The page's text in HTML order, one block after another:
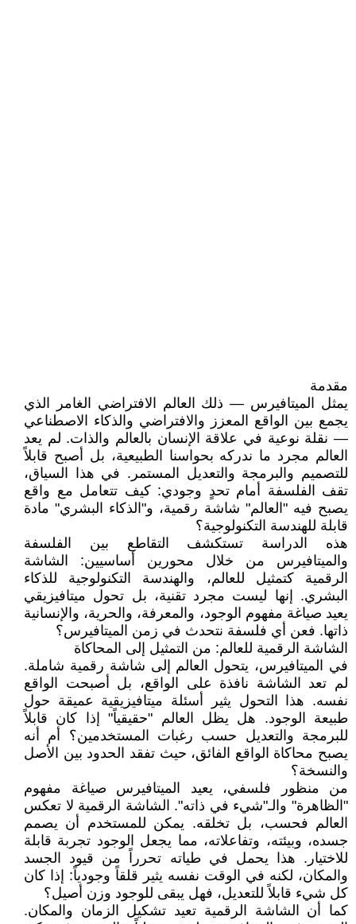
مقدمة
يمثل الميتافيرس — ذلك العالم الافتراضي الغامر الذي
يجمع بين الواقع المعزز والافتراضي والذكاء الاصطناعي
— نقلة نوعية في علاقة الإنسان بالعالم والذات. لم يعد
العالم مجرد ما ندركه بحواسنا الطبيعية، بل أصبح قابلاً
للتصميم والبرمجة والتعديل المستمر. في هذا السياق،
تقف الفلسفة أمام تحدٍ وجودي: كيف تتعامل مع واقع
يصبح فيه "العالم" شاشة رقمية، و"الذكاء البشري" مادة
قابلة للهندسة التكنولوجية؟
هذه الدراسة تستكشف التقاطع بين الفلسفة
والميتافيرس من خلال محورين أساسيين: الشاشة
الرقمية كتمثيل للعالم، والهندسة التكنولوجية للذكاء
البشري. إنها ليست مجرد تقنية، بل تحول ميتافيزيقي
يعيد صياغة مفهوم الوجود، والمعرفة، والحرية، والإنسانية
ذاتها. فعن أي فلسفة نتحدث في زمن الميتافيرس؟
الشاشة الرقمية للعالم: من التمثيل إلى المحاكاة
في الميتافيرس، يتحول العالم إلى شاشة رقمية شاملة.
لم تعد الشاشة نافذة على الواقع، بل أصبحت الواقع
نفسه. هذا التحول يثير أسئلة ميتافيزيقية عميقة حول
طبيعة الوجود. هل يظل العالم "حقيقياً" إذا كان قابلاً
للبرمجة والتعديل حسب رغبات المستخدمين؟ أم أنه
يصبح محاكاة الواقع الفائق، حيث تفقد الحدود بين الأصل
والنسخة؟
من منظور فلسفي، يعيد الميتافيرس صياغة مفهوم
"الظاهرة" والـ"شيء في ذاته". الشاشة الرقمية لا تعكس
العالم فحسب، بل تخلقه. يمكن للمستخدم أن يصمم
جسده، وبيئته، وتفاعلاته، مما يجعل الوجود تجربة قابلة
للاختيار. هذا يحمل في طياته تحرراً من قيود الجسد
والمكان، لكنه في الوقت نفسه يثير قلقاً وجودياً: إذا كان
كل شيء قابلاً للتعديل، فهل يبقى للوجود وزن أصيل؟
كما أن الشاشة الرقمية تعيد تشكيل الزمان والمكان.